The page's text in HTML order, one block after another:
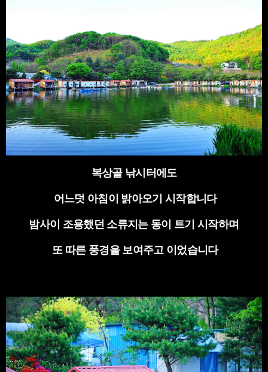
복상골 낚시터에도
어느덧 아침이 밝아오기 시작합니다
밤사이 조용했던 소류지는 동이 트기 시작하며
또 따른 풍경을 보여주고 이었습니다